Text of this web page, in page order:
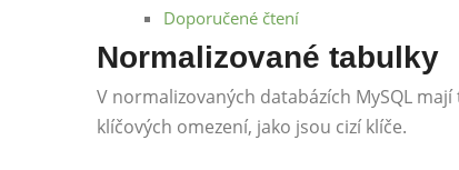
Doporučené čtení
Normalizované tabulky
V normalizovaných databázích MySQL
klíčových omezení, jako jsou cizí klíče.